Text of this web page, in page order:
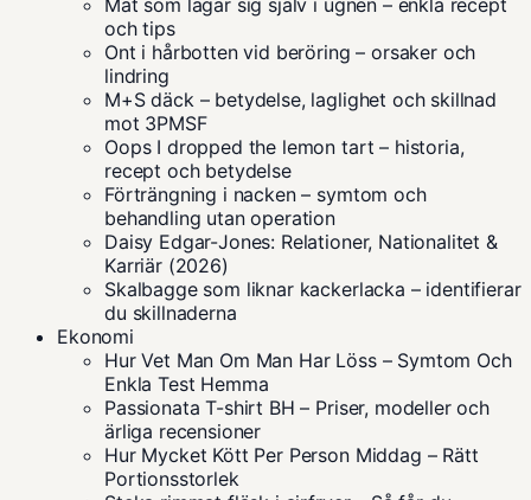
Mat som lagar sig själv i ugnen – enkla recept
och tips
Ont i hårbotten vid beröring – orsaker och
lindring
M+S däck – betydelse, laglighet och skillnad
mot 3PMSF
Oops I dropped the lemon tart – historia,
recept och betydelse
Förträngning i nacken – symtom och
behandling utan operation
Daisy Edgar-Jones: Relationer, Nationalitet &
Karriär (2026)
Skalbagge som liknar kackerlacka – identifierar
du skillnaderna
Ekonomi
Hur Vet Man Om Man Har Löss – Symtom Och
Enkla Test Hemma
Passionata T-shirt BH – Priser, modeller och
ärliga recensioner
Hur Mycket Kött Per Person Middag – Rätt
Portionsstorlek